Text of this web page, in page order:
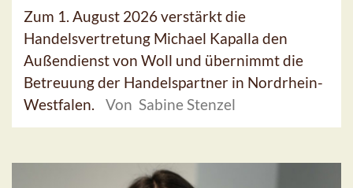
Zum 1. August 2026 verstärkt die
Handelsvertretung Michael Kapalla den
Außendienst von Woll und übernimmt die
Betreuung der Handelspartner in Nordrhein-
Westfalen.
Von Sabine Stenzel